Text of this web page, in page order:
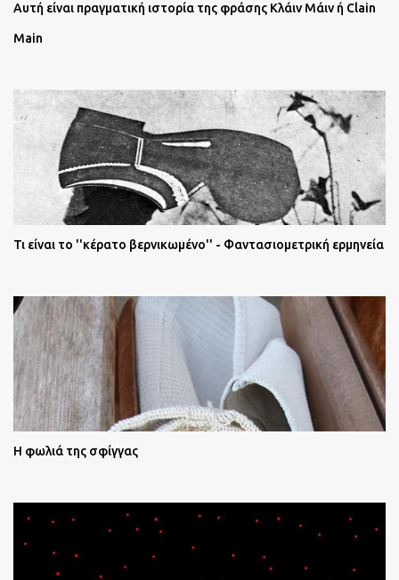
Αυτή είναι πραγματική ιστορία της φράσης Κλάιν Μάιν ή Clain
Main
Τι είναι το ''κέρατο βερνικωμένο'' - Φαντασιομετρική ερμηνεία
Η φωλιά της σφίγγας